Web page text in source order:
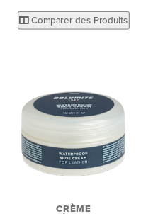
Comparer des Produits
CRÈME